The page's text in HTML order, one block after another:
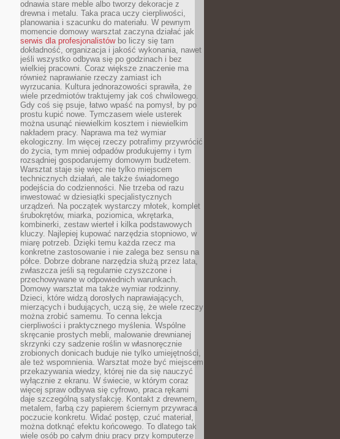
odnawia stare meble albo tworzy dekoracje z
drewna i metalu. Taka praca uczy cierpliwości,
planowania i szacunku do materiału. W pewnym
momencie domowy warsztat zaczyna działać jak
serwis dla profesjonalistówbo liczy się tam
dokładność, organizacja i jakość wykonania, nawet
jeśli wszystko odbywa się po godzinach i bez
wielkiej pracowni. Coraz większe znaczenie ma
również naprawianie rzeczy zamiast ich
wyrzucania. Kultura jednorazowości sprawiła, że
wiele przedmiotów traktujemy jak coś chwilowego.
Gdy coś się psuje, łatwo wpaść na pomysł, by po
prostu kupić nowe. Tymczasem wiele usterek
można usunąć niewielkim kosztem i niewielkim
nakładem pracy. Naprawa ma też wymiar
ekologiczny. Im więcej rzeczy potrafimy przywrócić
do życia, tym mniej odpadów produkujemy i tym
rozsądniej gospodarujemy domowym budżetem.
Warsztat staje się więc nie tylko miejscem
technicznych działań, ale także świadomego
podejścia do codzienności. Nie trzeba od razu
inwestować w dziesiątki specjalistycznych
urządzeń. Na początek wystarczy młotek, komplet
śrubokrętów, miarka, poziomica, wkrętarka,
kombinerki, zestaw wierteł i kilka podstawowych
kluczy. Najlepiej kupować narzędzia stopniowo, w
miarę potrzeb. Dzięki temu każda rzecz ma
konkretne zastosowanie i nie zalega bez sensu na
półce. Dobrze dobrane narzędzia służą przez lata,
zwłaszcza jeśli są regularnie czyszczone i
przechowywane w odpowiednich warunkach.
Domowy warsztat ma także wymiar rodzinny.
Dzieci, które widzą dorosłych naprawiających,
mierzących i budujących, uczą się, że wiele rzeczy
można zrobić samemu. To cenna lekcja
cierpliwości i praktycznego myślenia. Wspólne
skręcanie prostych mebli, malowanie drewnianej
skrzynki czy sadzenie roślin w własnoręcznie
zrobionych donicach buduje nie tylko umiejętności,
ale też wspomnienia. Warsztat może być miejscem
przekazywania wiedzy, której nie da się nauczyć
wyłącznie z ekranu. W świecie, w którym coraz
więcej spraw odbywa się cyfrowo, praca rękami
daje szczególną satysfakcję. Kontakt z drewnem,
metalem, farbą czy papierem ściernym przywraca
poczucie konkretu. Widać postęp, czuć materiał,
można dotknąć efektu końcowego. To dlatego tak
wiele osób po całym dniu pracy przy komputerze